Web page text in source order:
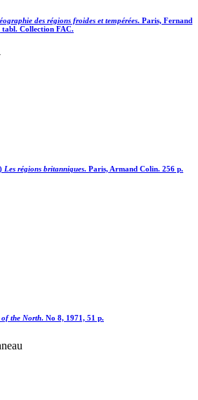
des régions froides et tempérées. Paris, Fernand
Collection FAC.
Les régions britanniques. Paris, Armand Colin. 256 p.
the North. No 8, 1971, 51 p.